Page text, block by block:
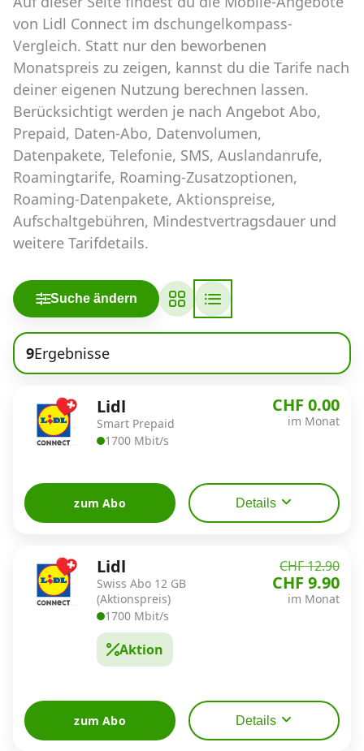
Abos für Tablets, Hotspots und Smart
Watches
Tarifrechner Handy-Abo
Der gute alte Tarifrechner im neuen Design
Infos
Alle Anbieter
Mobilfunknetz Schweiz
Roaming-Tarife abfragen
Handy-Abo-Aktionen
Handy-Abo kündigen oder
wechseln
Alle Mobile-Vergleiche
Internet, TV, Telefon
Kombi-Angebote
Aktionen
News
Über uns
von Lidl Connect im dschungelkompass-
Vergleich. Statt nur den beworbenen
Monatspreis zu zeigen, kannst du die Tarife nach
deiner eigenen Nutzung berechnen lassen.
Berücksichtigt werden je nach Angebot Abo,
Prepaid, Daten-Abo, Datenvolumen,
Datenpakete, Telefonie, SMS, Auslandanrufe,
Roamingtarife, Roaming-Zusatzoptionen,
Roaming-Datenpakete, Aktionspreise,
Aufschaltgebühren, Mindestvertragsdauer und
weitere Tarifdetails.
Suche ändern
9Ergebnisse
Lidl
Smart Prepaid
1700 Mbit/s
CHF 0.00
im Monat
zum Abo Details
Lidl
Swiss Abo 12 GB
(Aktionspreis)
1700 Mbit/s
Aktion
CHF 12.90
CHF 9.90
im Monat
zum Abo Details